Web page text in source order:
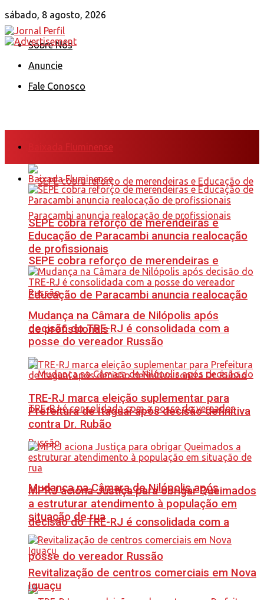
sábado, 8 agosto, 2026
Sobre Nós
Anuncie
Fale Conosco
Baixada Fluminense
SEPE cobra reforço de merendeiras e
Educação de Paracambi anuncia realocação
de profissionais
Mudança na Câmara de Nilópolis após
decisão do TRE-RJ é consolidada com a
posse do vereador Russão
Baixada Fluminense
SEPE cobra reforço de merendeiras e
Educação de Paracambi anuncia realocação
de profissionais
Mudança na Câmara de Nilópolis após
decisão do TRE-RJ é consolidada com a
posse do vereador Russão
TRE-RJ marca eleição suplementar para
Prefeitura de Itaguaí após decisão definitiva
contra Dr. Rubão
MPRJ aciona Justiça para obrigar Queimados
a estruturar atendimento à população em
situação de rua
Revitalização de centros comerciais em Nova
Iguaçu